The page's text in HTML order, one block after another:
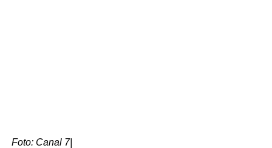
Ante la adversidad, Tacuarembó adelantó sus líneas e
Foto: Canal 7|